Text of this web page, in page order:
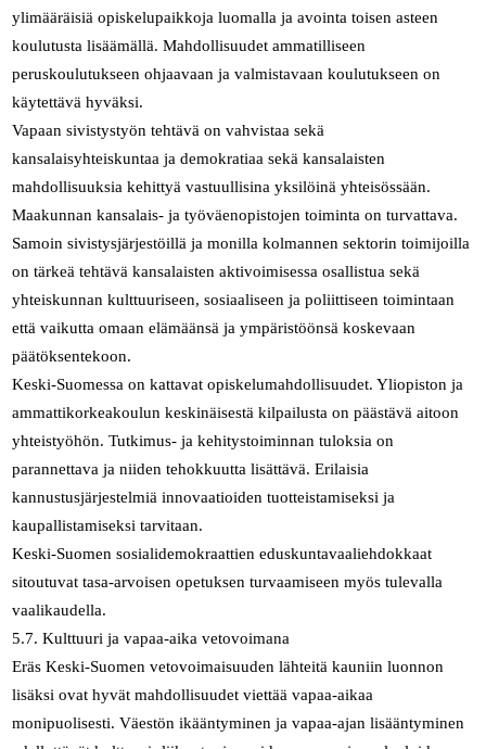
ylimääräisiä opiskelupaikkoja luomalla ja avointa toisen asteen
koulutusta lisäämällä. Mahdollisuudet ammatilliseen
peruskoulutukseen ohjaavaan ja valmistavaan koulutukseen on
käytettävä hyväksi.
Vapaan sivistystyön tehtävä on vahvistaa sekä
kansalaisyhteiskuntaa ja demokratiaa sekä kansalaisten
mahdollisuuksia kehittyä vastuullisina yksilöinä yhteisössään.
Maakunnan kansalais- ja työväenopistojen toiminta on turvattava.
Samoin sivistysjärjestöillä ja monilla kolmannen sektorin toimijoilla
on tärkeä tehtävä kansalaisten aktivoimisessa osallistua sekä
yhteiskunnan kulttuuriseen, sosiaaliseen ja poliittiseen toimintaan
että vaikutta omaan elämäänsä ja ympäristöönsä koskevaan
päätöksentekoon.
Keski-Suomessa on kattavat opiskelumahdollisuudet. Yliopiston ja
ammattikorkeakoulun keskinäisestä kilpailusta on päästävä aitoon
yhteistyöhön. Tutkimus- ja kehitystoiminnan tuloksia on
parannettava ja niiden tehokkuutta lisättävä. Erilaisia
kannustusjärjestelmiä innovaatioiden tuotteistamiseksi ja
kaupallistamiseksi tarvitaan.
Keski-Suomen sosialidemokraattien eduskuntavaaliehdokkaat
sitoutuvat tasa-arvoisen opetuksen turvaamiseen myös tulevalla
vaalikaudella.
5.7. Kulttuuri ja vapaa-aika vetovoimana
Eräs Keski-Suomen vetovoimaisuuden lähteitä kauniin luonnon
lisäksi ovat hyvät mahdollisuudet viettää vapaa-aikaa
monipuolisesti. Väestön ikääntyminen ja vapaa-ajan lisääntyminen